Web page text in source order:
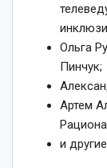
Ольга
Пинчук;
Артем
и